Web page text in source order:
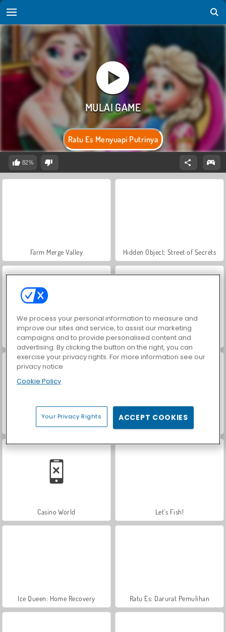
Ratu Es Menyuapi Putrinya
82%
Farm Merge Valley Hidden Object: Street of Secrets
ASMR Makeover & Makeup Studio VegaMix Da Vinci Puzzles
World War 2 Shooter
Casino World Let's Fish!
Ice Queen: Home Recovery Ratu Es: Darurat Pemulihan
We process your personal information to measure and
improve our sites and service, to assist our marketing
campaigns and to provide personalised content and
advertising. By clicking the button on the right, you can
exercise your privacy rights. For more information see our
privacy notice
Cookie Policy
Your Privacy Rights ACCEPT COOKIES